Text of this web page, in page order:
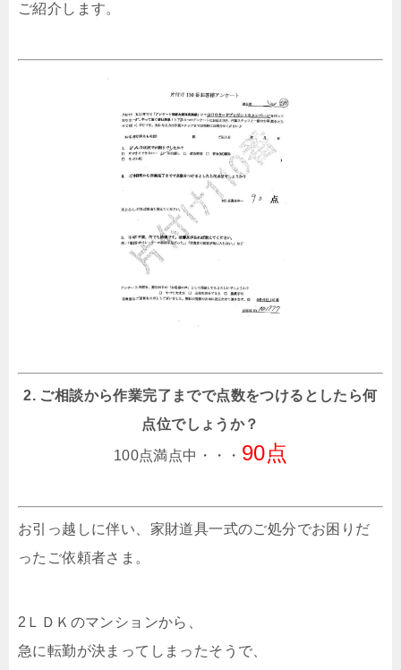
ご紹介します。
2. ご相談から作業完了までで点数をつけるとしたら何
点位でしょうか？
100点満点中・・・ 90点
お引っ越しに伴い、家財道具一式のご処分でお困りだ
ったご依頼者さま。
2ＬＤＫのマンションから、
急に転勤が決まってしまったそうで、